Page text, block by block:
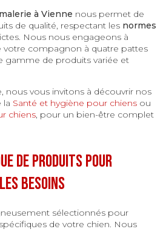
à Vienne nous permet de
de qualité, respectant les normes
Nous nous engageons à
votre compagnon à quatre pattes
gamme de produits variée et
nous vous invitons à découvrir nos
la Santé et hygiène pour chiens ou
chiens, pour un bien-être complet
de produits pour
besoins
sélectionnés pour
de votre chien. Nous